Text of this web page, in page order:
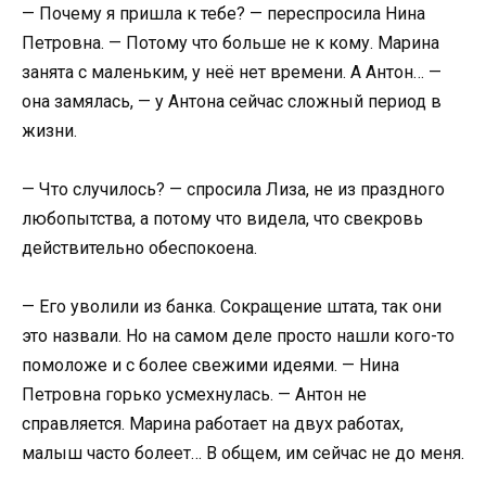
— Почему я пришла к тебе? — переспросила Нина
Петровна. — Потому что больше не к кому. Марина
занята с маленьким, у неё нет времени. А Антон… —
она замялась, — у Антона сейчас сложный период в
жизни.
— Что случилось? — спросила Лиза, не из праздного
любопытства, а потому что видела, что свекровь
действительно обеспокоена.
— Его уволили из банка. Сокращение штата, так они
это назвали. Но на самом деле просто нашли кого-то
помоложе и с более свежими идеями. — Нина
Петровна горько усмехнулась. — Антон не
справляется. Марина работает на двух работах,
малыш часто болеет… В общем, им сейчас не до меня.